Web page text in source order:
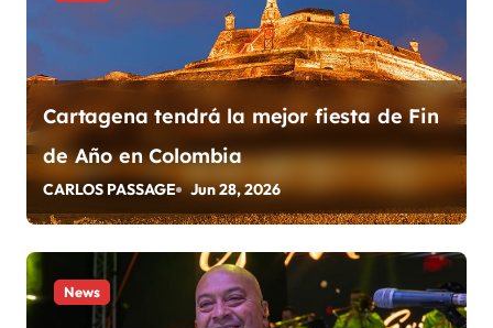
t
r
a
d
a
s
Cartagena tendrá la mejor fiesta de Fin
de Año en Colombia
CARLOS PASSAGE Jun 28, 2026
News